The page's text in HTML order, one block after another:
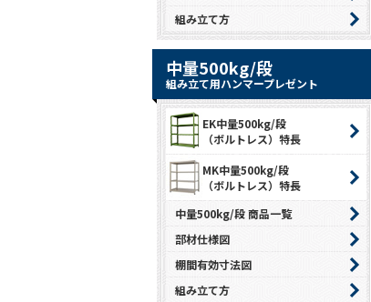
組み立て方
中量500kg/段
組み立て用ハンマープレゼント
EK中量500kg/段
（ボルトレス）特長
MK中量500kg/段
（ボルトレス）特長
中量500kg/段 商品一覧
部材仕様図
棚間有効寸法図
組み立て方